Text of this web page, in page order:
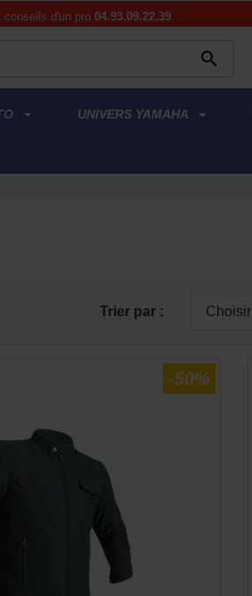
d'un pro 04.93.09.22.39

UNIVERS YAMAHA
Trier par : Choisir
-50%